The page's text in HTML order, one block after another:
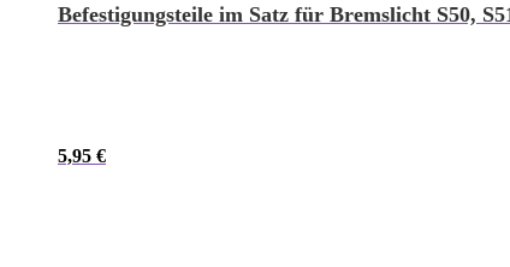
Befestigungsteile im Satz für Bremslicht S50,
5,95 €